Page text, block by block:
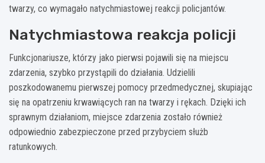
twarzy, co wymagało natychmiastowej reakcji policjantów.
Natychmiastowa reakcja policji
Funkcjonariusze, którzy jako pierwsi pojawili się na miejscu
zdarzenia, szybko przystąpili do działania. Udzielili
poszkodowanemu pierwszej pomocy przedmedycznej, skupiając
się na opatrzeniu krwawiących ran na twarzy i rękach. Dzięki ich
sprawnym działaniom, miejsce zdarzenia zostało również
odpowiednio zabezpieczone przed przybyciem służb
ratunkowych.